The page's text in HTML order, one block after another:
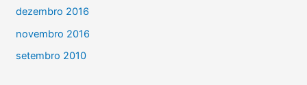
dezembro 2016
novembro 2016
setembro 2010